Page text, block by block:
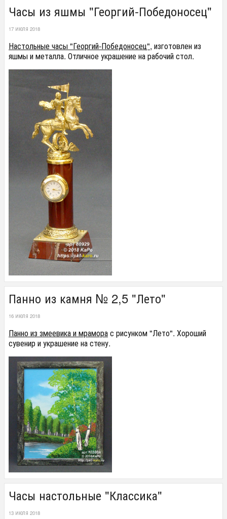
Часы из яшмы "Георгий-Победоносец"
17 ИЮЛЯ 2018
Настольные часы "Георгий-Победоносец", изготовлен из
яшмы и металла. Отличное украшение на рабочий стол.
Панно из камня № 2,5 "Лето"
16 ИЮЛЯ 2018
Панно из змеевика и мраморас рисунком "Лето". Хороший
сувенир и украшение на стену.
Часы настольные "Классика"
13 ИЮЛЯ 2018